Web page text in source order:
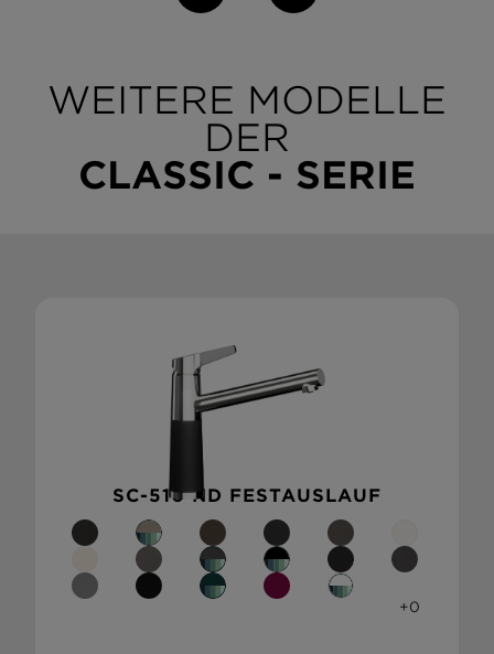
WEITERE MODELLE
DER
CLASSIC - SERIE
SC-510 ND FESTAUSLAUF
+0